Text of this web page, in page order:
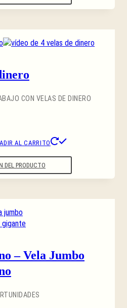
CON VELAS DE DINERO
AL CARRITO
DEL PRODUCTO
– Vela Jumbo